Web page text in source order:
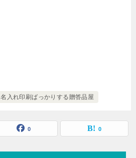
名入れ印刷ばっかりする贈答品屋
0 0